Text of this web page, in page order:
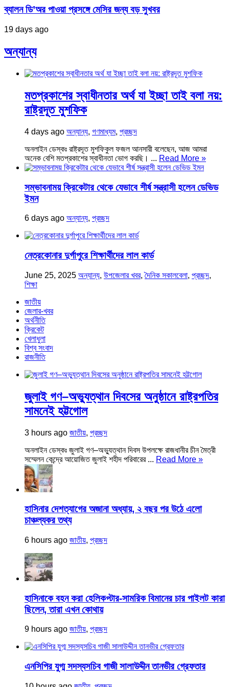
ব্যালন ডি’অর পাওয়া প্রসঙ্গে মেসির জন্য বড় সুখবর
19 days ago
অন্যান্য
মতপ্রকাশের স্বাধীনতার অর্থ যা ইচ্ছা তাই বলা নয়:
রাষ্ট্রদূত মুশফিক
4 days ago অন্যান্য, গণমাধ্যম, প্রচ্ছদ
অনলাইন ডেস্কঃ রাষ্ট্রদূত মুশফিকুল ফজল আনসারী বলেছেন, আজ আমরা
অনেক বেশি মতপ্রকাশের স্বাধীনতা ভোগ করছি। ... Read More »
সম্ভাবনাময় ক্রিকেটার থেকে যেভাবে শীর্ষ সন্ত্রাসী হলেন ডেভিড
ইমন
6 days ago অন্যান্য, প্রচ্ছদ
নেত্রকোনার দুর্গাপুরে শিক্ষার্থীদের লাল কার্ড
June 25, 2025 অন্যান্য, উপজেলার খবর,দৈনিক সকালবেলা, প্রচ্ছদ,
শিক্ষা
জাতীয়
জেলার-খবর
অর্থনীতি
ক্রিকেট
খেলাধুলা
বিশ্ব সংবাদ
রাজনীতি
জুলাই গণ–অভ্যুত্থান দিবসের অনুষ্ঠানে রাষ্ট্রপতির
সামনেই হট্টগোল
3 hours ago জাতীয়, প্রচ্ছদ
অনলাইন ডেস্কঃ জুলাই গণ–অভ্যুত্থান দিবস উপলক্ষে রাজধানীর চীন মৈত্রী
সম্মেলন কেন্দ্রে আয়োজিত জুলাই শহীদ পরিবারের ... Read More »
হাসিনার দেশত্যাগের অজানা অধ্যায়, ২ বছর পর উঠে এলো
চাঞ্চল্যকর তথ্য
6 hours ago জাতীয়, প্রচ্ছদ
হাসিনাকে বহন করা হেলিকপ্টার-সামরিক বিমানের চার পাইলট কারা
ছিলেন, তারা এখন কোথায়
9 hours ago জাতীয়, প্রচ্ছদ
এনসিপির যুগ্ম সদস্যসচিব গাজী সালাউদ্দীন তানভীর গ্রেফতার